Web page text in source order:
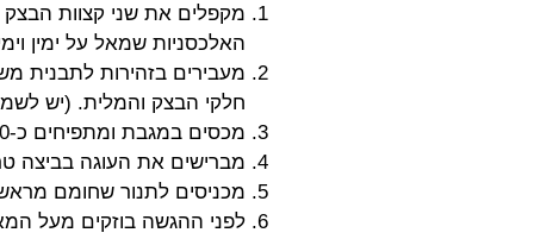
מקפלים את שני קצוות
האלכסניות שמאל על ימין
מעבירים בזהירות לתבנית
חלקי הבצק והמלית. (יש
מכסים במגבת ומתפיחים כ-30 דקות וממתינים עד להכפלת הנפח.
מברישים את העוגה בביצה
מכניסים לתנור שחומם
לפני ההגשה בוזקים מעל